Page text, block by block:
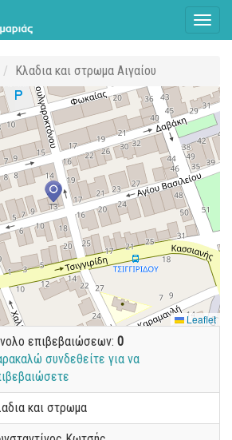
Κλαδια και στρωμα Αιγαίου
Leaflet
επιβεβαιώσεων: 0
συνδεθείτε για να
και στρωμα